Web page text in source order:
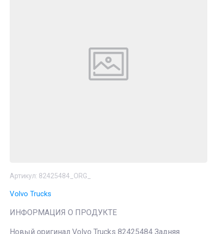
Артикул: 82425484_ORG_
Volvo Trucks
ИНФОРМАЦИЯ О ПРОДУКТЕ
Новый оригинал Volvo Trucks 82425484 Задняя